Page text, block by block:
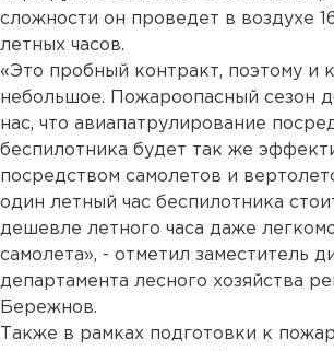
сложности он проведет в воздухе
летных часов.
«Это пробный контракт, поэтому и
небольшое. Пожароопасный сезон
нас, что авиапатрулирование
беспилотника будет так же
посредством самолетов и
один летный час беспилотника
дешевле летного часа даже
самолета», - отметил заместитель
департамента лесного хозяйства
Бережнов.
Также в рамках подготовки к